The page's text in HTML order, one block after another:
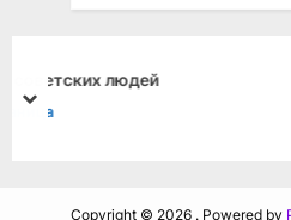
Погода 16.11.1982
prev
next
Copyright © 2026 . Powered by